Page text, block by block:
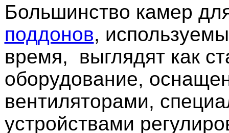
Большинство камер
поддонов,
время, выглядят как
оборудование,
вентиляторами,
устройствами